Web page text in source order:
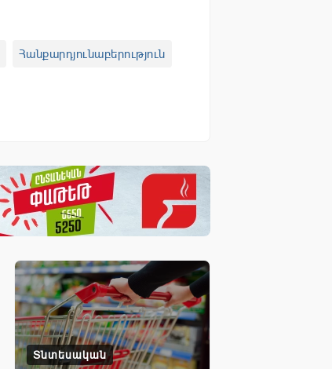
Հանքարդյունաբերություն
Տնտեսական